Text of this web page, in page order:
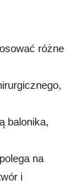
różne
balonika,
na
i